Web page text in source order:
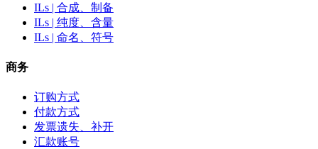
ILs | 合成、制备
ILs | 纯度、含量
ILs | 命名、符号
商务
订购方式
付款方式
发票遗失、补开
汇款账号